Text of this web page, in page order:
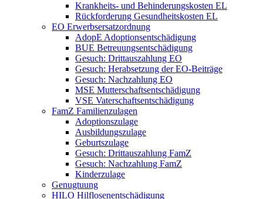
Krankheits- und Behinderungskosten EL
Rückforderung Gesundheitskosten EL
EO Erwerbsersatzordnung
AdopE Adoptionsentschädigung
BUE Betreuungsentschädigung
Gesuch: Drittauszahlung EO
Gesuch: Herabsetzung der EO-Beiträge
Gesuch: Nachzahlung EO
MSE Mutterschaftsentschädigung
VSE Vaterschaftsentschädigung
FamZ Familienzulagen
Adoptionszulage
Ausbildungszulage
Geburtszulage
Gesuch: Drittauszahlung FamZ
Gesuch: Nachzahlung FamZ
Kinderzulage
Genugtuung
HILO Hilflosenentschädigung